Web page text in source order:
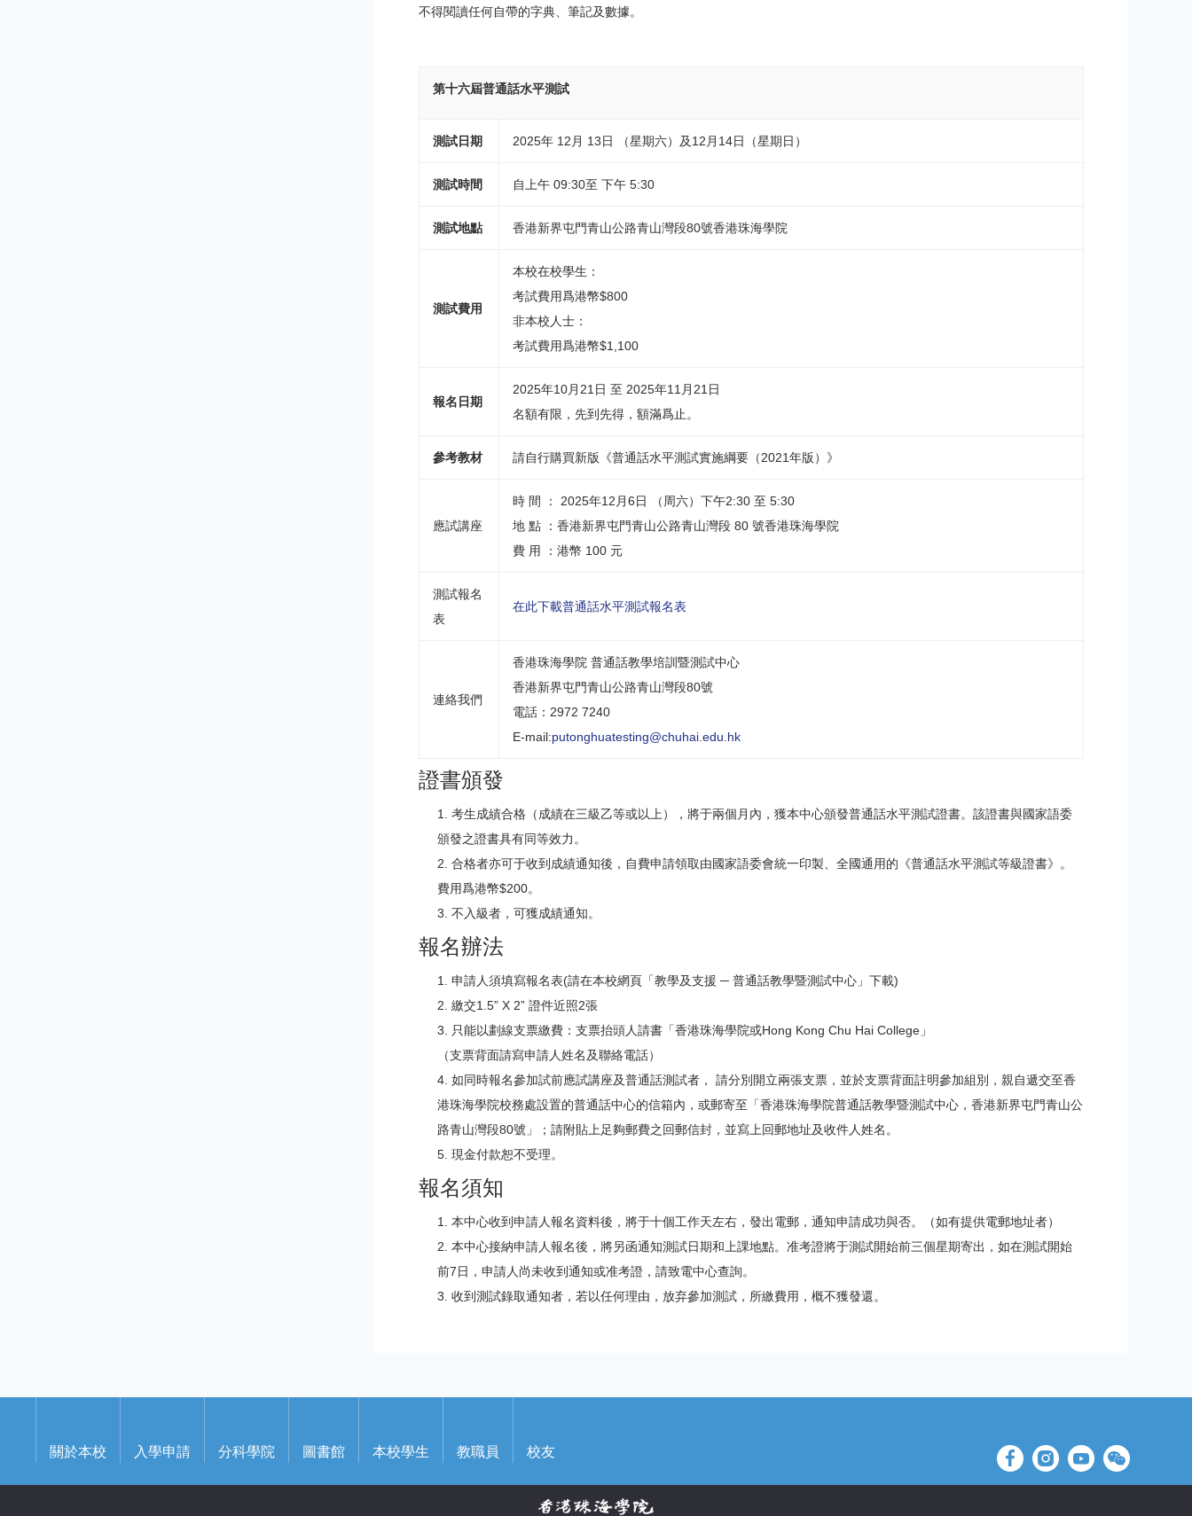
不得閱讀任何自帶的字典、筆記及數據。
第十六屆普通話水平測試
測試日期 2025年 12月 13日 （星期六）及12月14日（星期日）
測試時間 自上午 09:30至 下午 5:30
測試地點 香港新界屯門青山公路青山灣段80號香港珠海學院
測試費用
本校在校學生：
考試費用爲港幣$800
非本校人士：
考試費用爲港幣$1,100
報名日期
2025年10月21日 至 2025年11月21日
名額有限，先到先得，額滿爲止。
參考教材 請自行購買新版《普通話水平測試實施綱要（2021年版）》
應試講座
時 間 ： 2025年12月6日 （周六）下午2:30 至 5:30
地 點 ：香港新界屯門青山公路青山灣段 80 號香港珠海學院
費 用 ：港幣 100 元
測試報名
表
在此下載普通話水平測試報名表
連絡我們
香港珠海學院 普通話教學培訓暨測試中心
香港新界屯門青山公路青山灣段80號
電話：2972 7240
E-mail:putonghuatesting@chuhai.edu.hk
證書頒發
考生成績合格（成績在三級乙等或以上），將于兩個月內，獲本中心頒發普通話水平測試證書。該證書與國家語委
頒發之證書具有同等效力。
合格者亦可于收到成績通知後，自費申請領取由國家語委會統一印製、全國通用的《普通話水平測試等級證書》。
費用爲港幣$200。
不入級者，可獲成績通知。
報名辦法
申請人須填寫報名表(請在本校網頁「教學及支援 ─ 普通話教學暨測試中心」下載)
繳交1.5” X 2” 證件近照2張
只能以劃線支票繳費：支票抬頭人請書「香港珠海學院或Hong Kong Chu Hai College」
（支票背面請寫申請人姓名及聯絡電話）
如同時報名參加試前應試講座及普通話測試者， 請分別開立兩張支票，並於支票背面註明參加組別，親自遞交至香
港珠海學院校務處設置的普通話中心的信箱內，或郵寄至「香港珠海學院普通話教學暨測試中心，香港新界屯門青山公
路青山灣段80號」；請附貼上足夠郵費之回郵信封，並寫上回郵地址及收件人姓名。
現金付款恕不受理。
報名須知
本中心收到申請人報名資料後，將于十個工作天左右，發出電郵，通知申請成功與否。（如有提供電郵地址者）
本中心接納申請人報名後，將另函通知測試日期和上課地點。准考證將于測試開始前三個星期寄出，如在測試開始
前7日，申請人尚未收到通知或准考證，請致電中心查詢。
收到測試錄取通知者，若以任何理由，放弃參加測試，所繳費用，概不獲發還。
關於本校 入學申請 分科學院 圖書館 本校學生 教職員 校友